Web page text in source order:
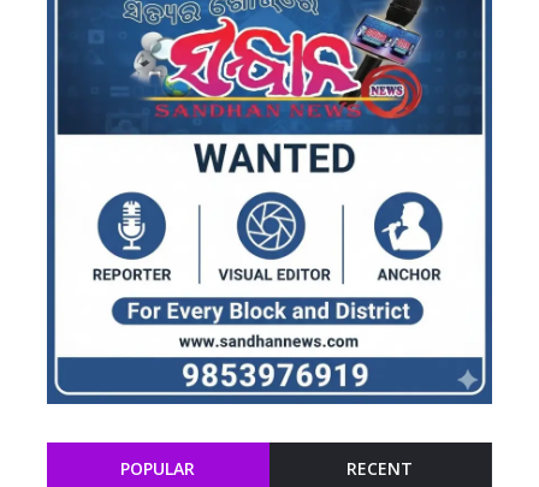
POPULAR RECENT